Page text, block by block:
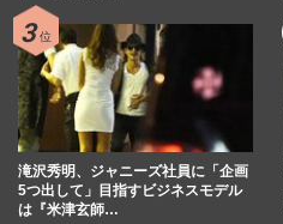
滝沢秀明、ジャニーズ社員に「企画
5つ出して」目指すビジネスモデル
は『米津玄師…